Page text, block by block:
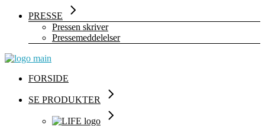
PRESSE
Pressen skriver
Pressemeddelelser
FORSIDE
SE PRODUKTER